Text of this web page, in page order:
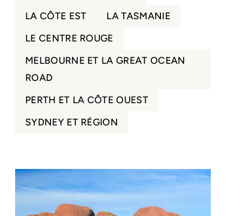
LA CÔTE EST
LA TASMANIE
LE CENTRE ROUGE
MELBOURNE ET LA GREAT OCEAN
ROAD
PERTH ET LA CÔTE OUEST
SYDNEY ET RÉGION